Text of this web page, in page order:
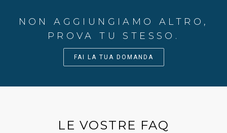
NON AGGIUNGIAMO ALTRO,
PROVA TU STESSO.
FAI LA TUA DOMANDA
LE VOSTRE FAQ